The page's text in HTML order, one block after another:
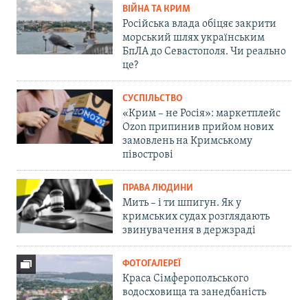
ВІЙНА ТА КРИМ
Російська влада обіцяє закрити
морський шлях українським
БпЛА до Севастополя. Чи реально
це?
СУСПІЛЬСТВО
«Крим – не Росія»: маркетплейс
Ozon припинив прийом нових
замовлень на Кримському
півострові
ПРАВА ЛЮДИНИ
Мить – і ти шпигун. Як у
кримських судах розглядають
звинувачення в держзраді
ФОТОГАЛЕРЕЇ
Краса Сімферопольського
водосховища та занедбаність